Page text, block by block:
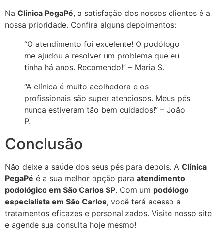
Na Clínica PegaPé, a satisfação dos nossos clientes é a
nossa prioridade. Confira alguns depoimentos:
“O atendimento foi excelente! O podólogo
me ajudou a resolver um problema que eu
tinha há anos. Recomendo!” – Maria S.
“A clínica é muito acolhedora e os
profissionais são super atenciosos. Meus pés
nunca estiveram tão bem cuidados!” – João
P.
Conclusão
Não deixe a saúde dos seus pés para depois. A Clínica
PegaPé é a sua melhor opção para atendimento
podológico em São Carlos SP. Com um podólogo
especialista em São Carlos, você terá acesso a
tratamentos eficazes e personalizados. Visite nosso site
e agende sua consulta hoje mesmo!